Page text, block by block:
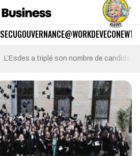
SECUGOUVERNANCE@WORKDEVECO
L’Esdes a triplé son nombre de